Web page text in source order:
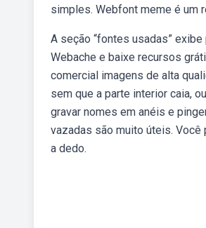
simples. Webfont meme é um
A seção “fontes usadas”
Webache e baixe recursos
comercial imagens de alta
sem que a parte interior caia,
gravar nomes em anéis e
vazadas são muito úteis. Você
a dedo.